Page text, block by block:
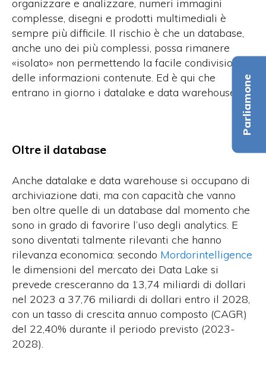
Parliamone
organizzare e analizzare, numeri immagini
complesse, disegni e prodotti multimediali è
sempre più difficile. Il rischio è che un database,
anche uno dei più complessi, possa rimanere
«isolato» non permettendo la facile condivisione
delle informazioni contenute. Ed è qui che
entrano in giorno i datalake e data warehouse.
Oltre il database
Anche datalake e data warehouse si occupano di
archiviazione dati, ma con capacità che vanno
ben oltre quelle di un database dal momento che
sono in grado di favorire l’uso degli analytics. E
sono diventati talmente rilevanti che hanno
rilevanza economica: secondo Mordorintelligence
le dimensioni del mercato dei Data Lake si
prevede cresceranno da 13,74 miliardi di dollari
nel 2023 a 37,76 miliardi di dollari entro il 2028,
con un tasso di crescita annuo composto (CAGR)
del 22,40% durante il periodo previsto (2023-
2028).